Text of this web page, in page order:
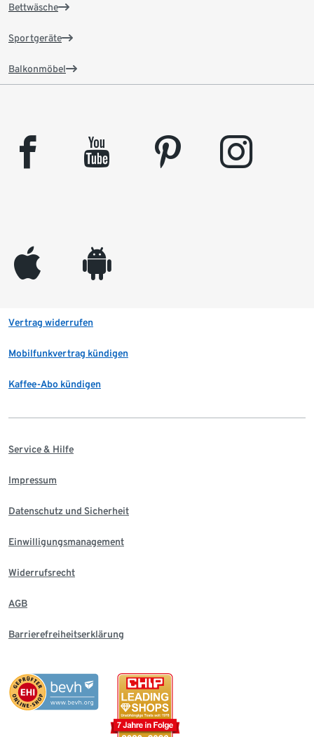
Bettwäsche
Sportgeräte
Balkonmöbel
facebook youtube pinterest instagram
appleinc android
Vertrag widerrufen
Mobilfunkvertrag kündigen
Kaffee-Abo kündigen
Service & Hilfe
Impressum
Datenschutz und Sicherheit
Einwilligungsmanagement
Widerrufsrecht
AGB
Barrierefreiheitserklärung